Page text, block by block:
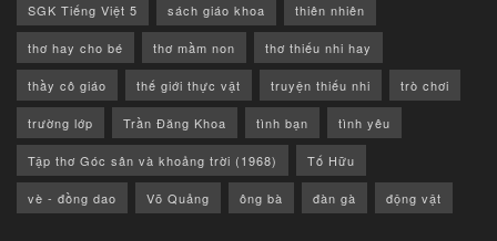
SGK Tiếng Việt 5 sách giáo khoa thiên nhiên
thơ hay cho bé thơ mầm non thơ thiếu nhi hay
thầy cô giáo thế giới thực vật truyện thiếu nhi trò chơi
trường lớp Trần Đăng Khoa tình bạn tình yêu
Tập thơ Góc sân và khoảng trời (1968) Tố Hữu
vè - đồng dao Võ Quảng ông bà đàn gà động vật